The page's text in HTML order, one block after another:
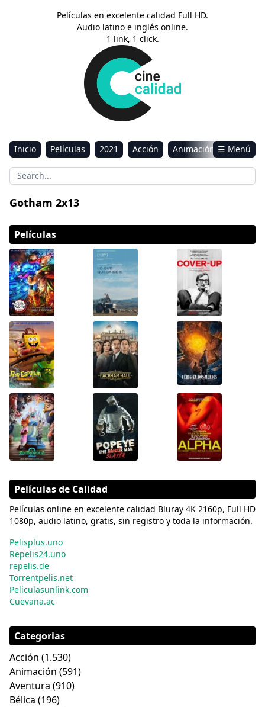
Películas en excelente calidad Full HD.
Audio latino e inglés online.
1 link, 1 click.
Inicio Películas 2021 Acción
Animación
Aventura
Ciencia ficción Comedia
Drama
☰ Menú
Gotham 2x13
Películas
Películas de Calidad
Películas online en excelente calidad Bluray 4K 2160p, Full HD
1080p, audio latino, gratis, sin registro y toda la información.
Pelisplus.uno
Repelis24.uno
repelis.de
Torrentpelis.net
Peliculasunlink.com
Cuevana.ac
Categorias
Acción (1.530)
Animación (591)
Aventura (910)
Bélica (196)